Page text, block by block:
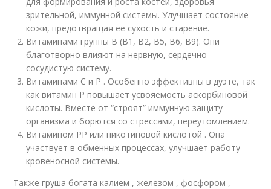
зрительной, иммунной системы. Улучшает состояние
кожи, предотвращая ее сухость и старение.
Витаминами группы B (B1, B2, B5, B6, B9). Они
благотворно влияют на нервную, сердечно-
сосудистую систему.
Витаминами C и P . Особенно эффективны в дуэте, так
как витамин P повышает усвояемость аскорбиновой
кислоты. Вместе от “строят” иммунную защиту
организма и борются со стрессами, переутомлением.
Витамином PP или никотиновой кислотой . Она
участвует в обменных процессах, улучшает работу
кровеносной системы.
Также груша богата калием , железом , фосфором ,